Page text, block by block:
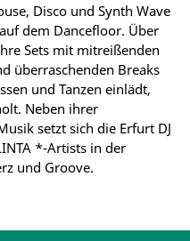
Disco und Synth Wave
dem Dancefloor. Über
Sets mit mitreißenden
überraschenden Breaks
und Tanzen einlädt,
Neben ihrer
setzt sich die Erfurt DJ
*-Artists in der
und Groove.